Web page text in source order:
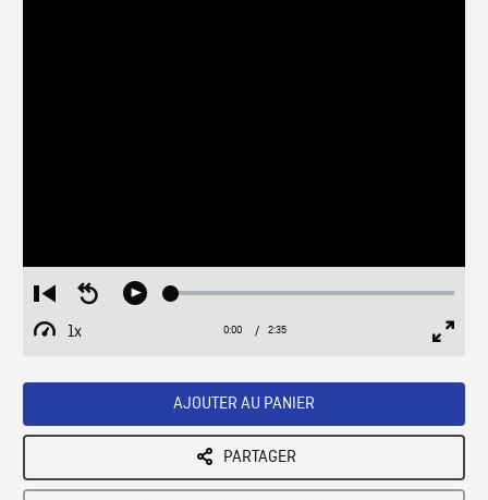
Restart
from
beginning
Seek
Play Loaded:
1x
Playback
Current
0:00 / Duration
2:35
AJOUTER AU PANIER
PARTAGER